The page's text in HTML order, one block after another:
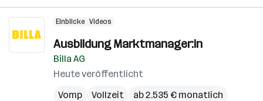
Einblicke Videos
Ausbildung Marktmanager:in
Billa AG
Heute veröffentlicht
Vomp
Vollzeit ab 2.535 € monatlich